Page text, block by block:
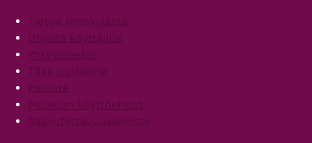
FooterTietoa Innokylästä
Ohjeita käyttäjille
Yhteystiedot
Tilaa uutiskirje
Palaute
Palvelun käyttöehdot
Saavutettavuusseloste